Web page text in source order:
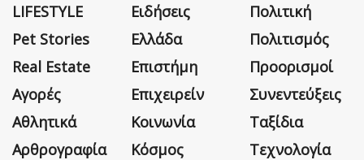
LIFESTYLE
Pet Stories
Real Estate
Αγορές
Αθλητικά
Αρθρογραφία
Ειδήσεις
Ελλάδα
Επιστήμη
Επιχειρείν
Κοινωνία
Κόσμος
Πολιτική
Πολιτισμός
Προορισμοί
Συνεντεύξεις
Ταξίδια
Τεχνολογία